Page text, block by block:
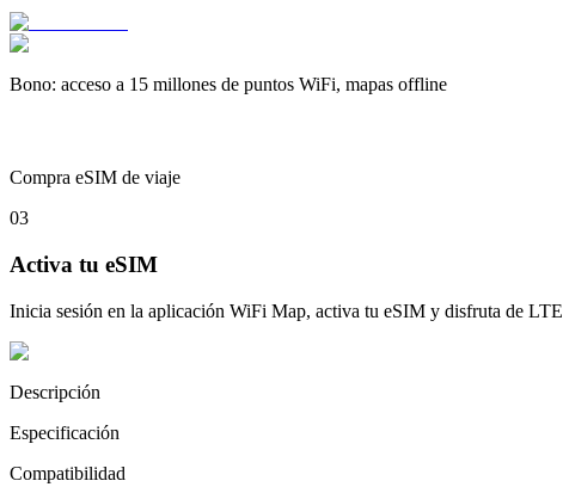
Bono: acceso a 15 millones de puntos WiFi, mapas offline
Compra eSIM de viaje
03
Activa tu eSIM
Inicia sesión en la aplicación WiFi Map, activa tu eSIM y disfruta de LTE
Descripción
Especificación
Compatibilidad